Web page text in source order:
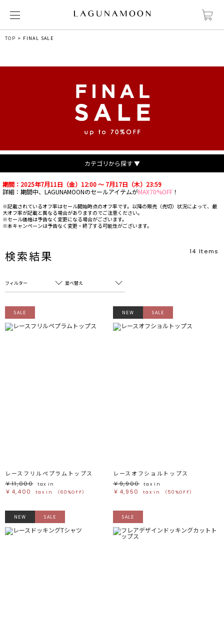
TOP FINAL SALE
カテゴリから探す ▼
期間：2025年7月11日（金）12:00 ～ 7月17日（木）23:59
詳細：期間中、LAGUNAMOONのセールアイテムがMAX70%OFF ！
※記載されているオフ率はセール開始時点のオフ率です。以降の販売（売切）状況によって、最
大オフ率が記載と異なる場合がありますのでご注意ください。
※セール価格は予告なく変更になる場合がございます。
※本キャンペーンは予告なく変更・終了する可能性がございます。
検索結果 14 Items
フィルター
フリーワード
ピンク ピンク
ミックス
リセット
この条件で絞り込む
並べ替え
売れ筋順
新着順
SALE
レースフリルペプラムトップス
￥11,000
tax in
￥4,400 tax in （60%OFF）
NEW SALE
レースオフショルトップス
￥9,900
tax in
￥4,950 tax in （50%OFF）
NEW SALE SALE